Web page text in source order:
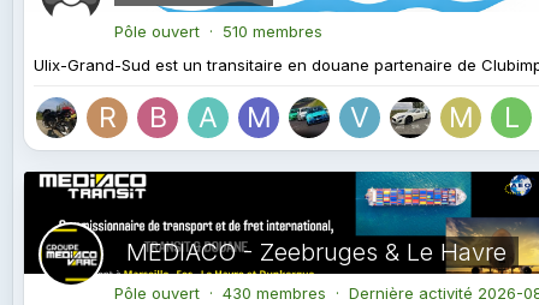
Pôle ouvert · 510 membres
Ulix-Grand-Sud est un transitaire en douane partenaire de
MEDIACO - Zeebruges & Le Havre
Pôle ouvert · 430 membres · Dernière activité 2026-